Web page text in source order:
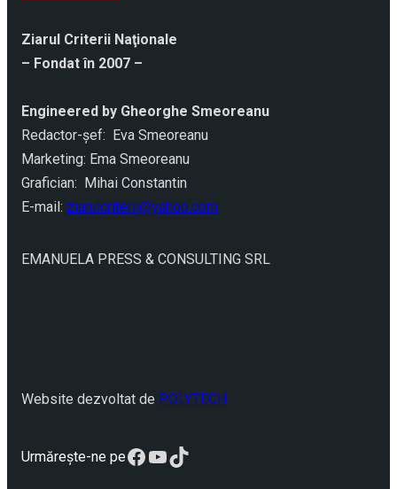
Ziarul Criterii Naţionale
– Fondat în 2007 –
Engineered by Gheorghe Smeoreanu
Redactor-şef: Eva Smeoreanu
Marketing: Ema Smeoreanu
Grafician: Mihai Constantin
E-mail: ziarulcriterii@yahoo.com
EMANUELA PRESS & CONSULTING SRL
Website dezvoltat de POLYTECH
Urmărește-ne peFacebook
YouTube
TikTok